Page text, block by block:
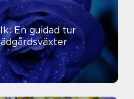
En guidad tur